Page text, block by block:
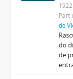
1922
Part
de
do
de